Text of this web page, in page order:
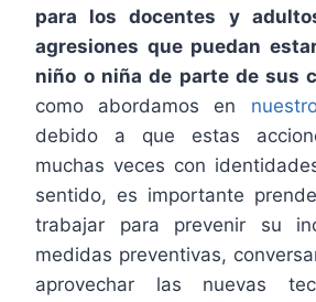
para los docentes y
agresiones que puedan
niño o niña de parte de sus
como abordamos en
debido a que estas
muchas veces con
sentido, es importante
trabajar para prevenir su
medidas preventivas,
aprovechar las nuevas